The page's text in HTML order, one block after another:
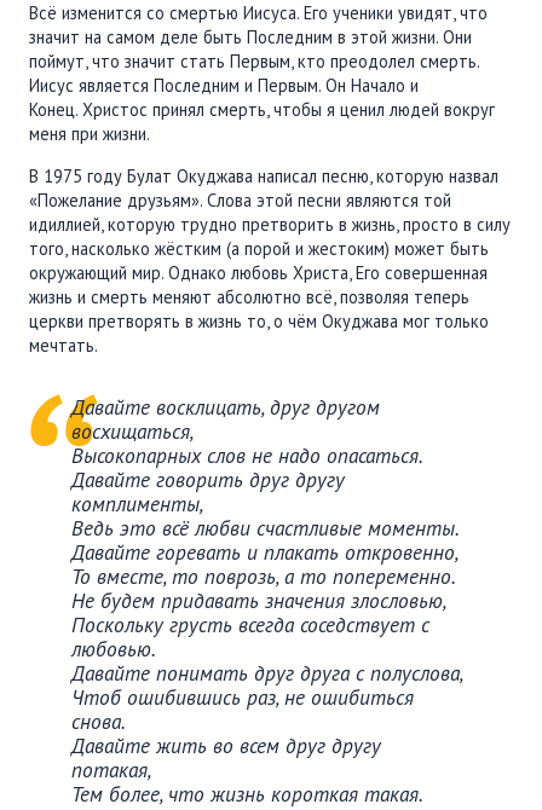
Всё изменится со смертью Иисуса. Его ученики увидят, что
значит на самом деле быть Последним в этой жизни. Они
поймут, что значит стать Первым, кто преодолел смерть.
Иисус является Последним и Первым. Он Начало и
Конец. Христос принял смерть, чтобы я ценил людей вокруг
меня при жизни.
В 1975 году Булат Окуджава написал песню, которую назвал
«Пожелание друзьям». Слова этой песни являются той
идиллией, которую трудно претворить в жизнь, просто в силу
того, насколько жёстким (а порой и жестоким) может быть
окружающий мир. Однако любовь Христа, Его совершенная
жизнь и смерть меняют абсолютно всё, позволяя теперь
церкви претворять в жизнь то, о чём Окуджава мог только
мечтать.
Давайте восклицать, друг другом
восхищаться,
Высокопарных слов не надо опасаться.
Давайте говорить друг другу
комплименты,
Ведь это всё любви счастливые моменты.
Давайте горевать и плакать откровенно,
То вместе, то поврозь, а то попеременно.
Не будем придавать значения злословью,
Поскольку грусть всегда соседствует с
любовью.
Давайте понимать друг друга с полуслова,
Чтоб ошибившись раз, не ошибиться
снова.
Давайте жить во всем друг другу
потакая,
Тем более, что жизнь короткая такая.